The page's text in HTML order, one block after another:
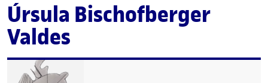
Úrsula Bischofberger
Valdes